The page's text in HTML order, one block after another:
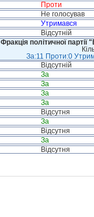
Проти
Не голосував
Утримався
Відсутній
Фракція політичної
За:11 Проти:0
Відсутній
За
За
За
За
Відсутня
За
Відсутня
За
Відсутня